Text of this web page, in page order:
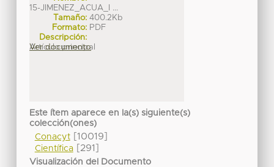
15-JIMENEZ_ACUA_I ...
Tamaño: 400.2Kb
Formato: PDF
Descripción:
Artículo principal
Ver documento
Este ítem aparece en la(s) siguiente(s)
colección(ones)
Conacyt[10019]
Científica[291]
Visualización del Documento